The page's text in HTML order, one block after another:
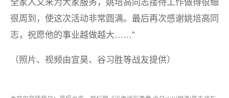
全家人又来为大家服务，姚培高同志接待工作做得很细
很周到，使这次活动非常圆满。最后再次感谢姚培高同
志，祝愿他的事业越做越大……”
（照片、视频由宣昊、谷习胜等战友提供）